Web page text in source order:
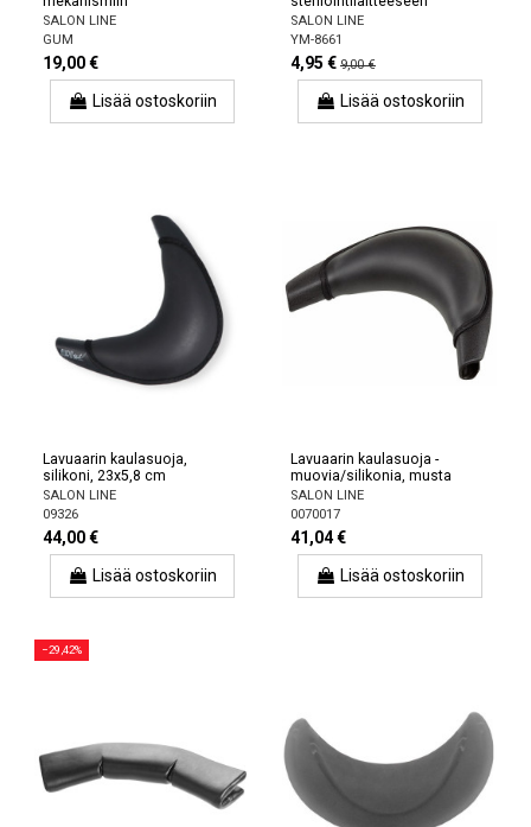
SALON LINE
GUM
19,00 €
Lisää ostoskoriin
SALON LINE
YM-8661
4,95 € 9,00 €
Lisää ostoskoriin
Lavuaarin kaulasuoja,
silikoni, 23x5,8 cm
SALON LINE
09326
44,00 €
Lisää ostoskoriin
Lavuaarin kaulasuoja -
muovia/silikonia, musta
SALON LINE
0070017
41,04 €
Lisää ostoskoriin
−29,42%